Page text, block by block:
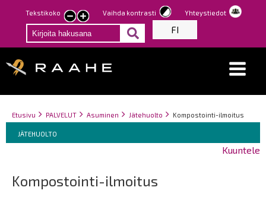
Hyppää
pääsisältöön
Tekstikoko
Pienennä
tekstin
kokoa
Suurenna
tekstin
kokoa
Vaihda kontrasti Yhteystiedot
FI
Breadcrumbs
You
are
here:
Etusivu PALVELUT Asuminen Jätehuolto Kompostointi-ilmoitus
Breadcrumbs
You
are
JÄTEHUOLTO
Kuuntele
Kompostointi-ilmoitus